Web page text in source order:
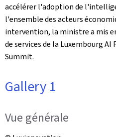
accélérer l'adoption de
l'ensemble des acteurs
intervention, la ministre a mis
de services de la Luxembourg AI
Summit.
Gallery 1
Vue générale